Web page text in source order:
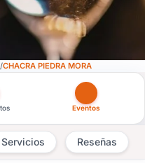
CHACRA PIEDRA MORA
tipo de festejo
Eventos
Servicios Reseñas